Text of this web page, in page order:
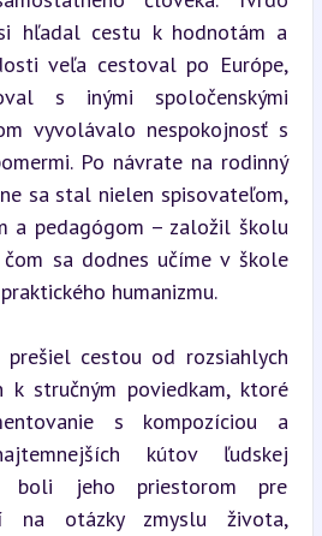
hľadal cestu k hodnotám a
veľa cestoval po Európe,
s inými spoločenskými
vyvolávalo nespokojnosť s
Po návrate na rodinný
sa stal nielen spisovateľom,
a pedagógom – založil školu
sa dodnes učíme v škole
humanizmu.
cestou od rozsiahlych
k stručným poviedkam, ktoré
s kompozíciou a
kútov ľudskej
boli jeho priestorom pre
na otázky zmyslu života,